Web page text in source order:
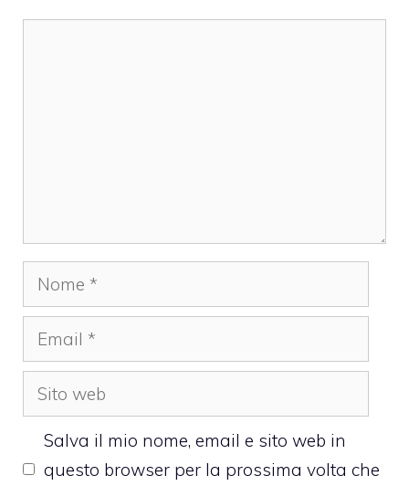
Nome
Email
Sito
web
Salva il mio nome, email e sito web in
questo browser per la prossima volta che